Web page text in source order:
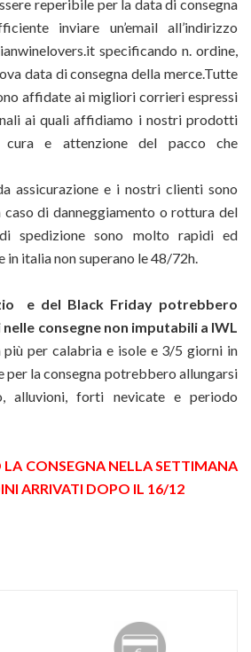
reperibile per la data di consegna
inviare un’email all’indirizzo
specificando n. ordine,
data di consegna della merce.Tutte
affidate ai migliori corrieri espressi
ai quali affidiamo i nostri prodotti
e attenzione del pacco che
assicurazione e i nostri clienti sono
di danneggiamento o rottura del
spedizione sono molto rapidi ed
in italia non superano le 48/72h.
e del Black Friday potrebbero
consegne non imputabili a IWL
più per calabria e isole e 3/5 giorni in
per la consegna potrebbero allungarsi
alluvioni, forti nevicate e periodo
CONSEGNA NELLA SETTIMANA
ARRIVATI DOPO IL 16/12